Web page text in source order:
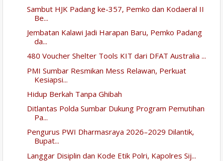
Sambut HJK Padang ke-357, Pemko dan Kodaeral II
Be...
Jembatan Kalawi Jadi Harapan Baru, Pemko Padang
da...
480 Voucher Shelter Tools KIT dari DFAT Australia ...
PMI Sumbar Resmikan Mess Relawan, Perkuat
Kesiapsi...
Hidup Berkah Tanpa Ghibah
Ditlantas Polda Sumbar Dukung Program Pemutihan
Pa...
Pengurus PWI Dharmasraya 2026–2029 Dilantik,
Bupat...
Langgar Disiplin dan Kode Etik Polri, Kapolres Sij...